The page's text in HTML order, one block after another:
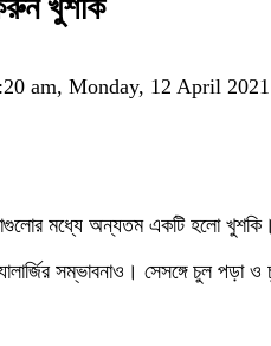
খুশকি
am, Monday, 12 April 2021
মধ্যে অন্যতম একটি হলো
সম্ভাবনাও। সেসঙ্গে চুল